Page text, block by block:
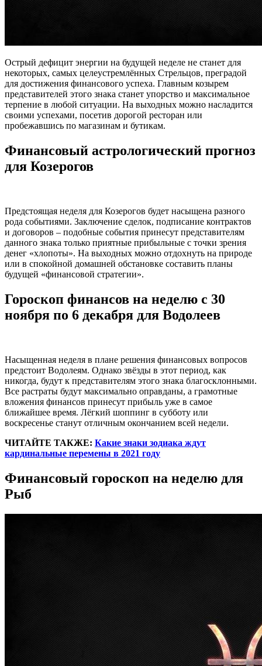
Острый дефицит энергии на будущей неделе не станет для
некоторых, самых целеустремлённых Стрельцов, преградой
для достижения финансового успеха. Главным козырем
представителей этого знака станет упорство и максимальное
терпение в любой ситуации. На выходных можно насладится
своими успехами, посетив дорогой ресторан или
пробежавшись по магазинам и бутикам.
Финансовый астрологический прогноз
для Козерогов
Предстоящая неделя для Козерогов будет насыщена разного
рода событиями. Заключение сделок, подписание контрактов
и договоров – подобные события принесут представителям
данного знака только приятные прибыльные с точки зрения
денег «хлопоты». На выходных можно отдохнуть на природе
или в спокойной домашней обстановке составить планы
будущей «финансовой стратегии».
Гороскоп финансов на неделю с 30
ноября по 6 декабря для Водолеев
Насыщенная неделя в плане решения финансовых вопросов
предстоит Водолеям. Однако звёзды в этот период, как
никогда, будут к представителям этого знака благосклонными.
Все растраты будут максимально оправданы, а грамотные
вложения финансов принесут прибыль уже в самое
ближайшее время. Лёгкий шоппинг в субботу или
воскресенье станут отличным окончанием всей недели.
ЧИТАЙТЕ ТАКЖЕ: Какие знаки зодиака ждут
кардинальные перемены в 2021 году
Финансовый гороскоп на неделю для
Рыб